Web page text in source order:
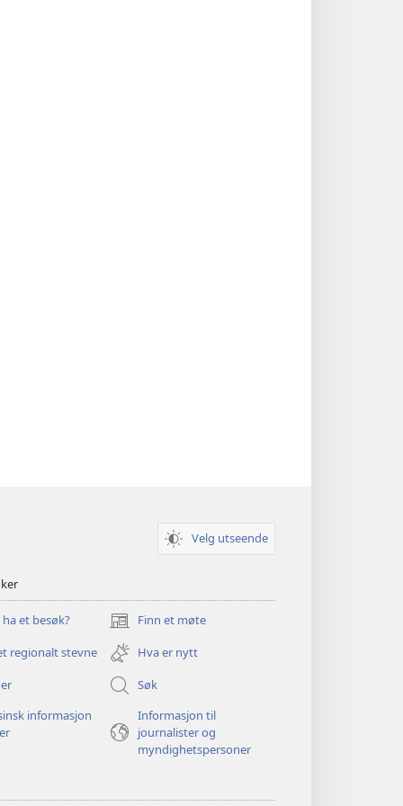
Velg utseende
et besøk? Finn et møte
(åpner
nytt
vindu)
regionalt stevne
Hva er nytt
Søk
informasjon
Informasjon til
journalister og
myndighetspersoner